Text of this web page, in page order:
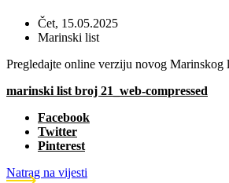
Čet, 15.05.2025
Marinski list
Pregledajte online verziju novog Marinskog
marinski list broj 21_web-compressed
Facebook
Twitter
Pinterest
Natrag na vijesti